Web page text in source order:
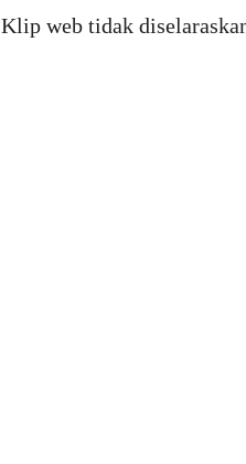
Klip web tidak